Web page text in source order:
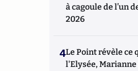
à cagoule de l’un
2026
4Le Point révèle ce
l'Elysée,